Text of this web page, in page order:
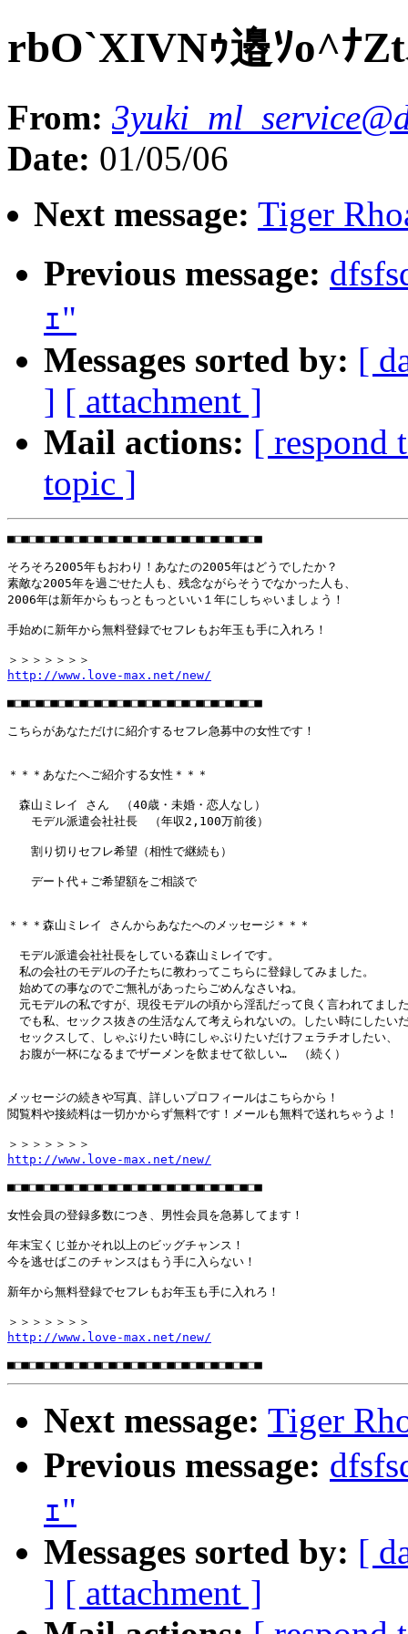
rbO`XIVNｩ邉ｿo^ﾅ
From:
Date: 01/05/06
Next message: Tiger
Previous message:
ｪ"
Messages sorted by: [
] [ attachment ]
Mail actions: [ respond
topic ]
■□■□■□■□■□■□■□■□■□■□■□■□■□■□■□■□■□■
そろそろ2005年もおわり！あなたの2005年はどうでしたか？
素敵な2005年を過ごせた人も、残念ながらそうでなかった人も、
2006年は新年からもっともっといい１年にしちゃいましょう！
手始めに新年から無料登録でセフレもお年玉も手に入れろ！
http://www.love-max.net/new/
■□■□■□■□■□■□■□■□■□■□■□■□■□■□■□■□■□■
こちらがあなただけに紹介するセフレ急募中の女性です！
＊＊＊あなたへご紹介する女性＊＊＊
森山ミレイ さん　（40歳・未婚・恋人なし）
モデル派遣会社社長　（年収2,100万前後）
割り切りセフレ希望（相性で継続も）
デート代＋ご希望額をご相談で
＊＊＊森山ミレイ さんからあなたへのメッセージ＊＊＊
モデル派遣会社社長をしている森山ミレイです。
私の会社のモデルの子たちに教わってこちらに登録してみました。
始めての事なのでご無礼があったらごめんなさいね。
元モデルの私ですが、現役モデルの頃から淫乱だって良く言われてまし
でも私、セックス抜きの生活なんて考えられないの。したい時にしたい
セックスして、しゃぶりたい時にしゃぶりたいだけフェラチオしたい、
お腹が一杯になるまでザーメンを飲ませて欲しい…　（続く）
メッセージの続きや写真、詳しいプロフィールはこちらから！
閲覧料や接続料は一切かからず無料です！メールも無料で送れちゃうよ！
http://www.love-max.net/new/
■□■□■□■□■□■□■□■□■□■□■□■□■□■□■□■□■□■
女性会員の登録多数につき、男性会員を急募してます！
年末宝くじ並かそれ以上のビッグチャンス！
今を逃せばこのチャンスはもう手に入らない！
新年から無料登録でセフレもお年玉も手に入れろ！
http://www.love-max.net/new/
Next message: Tiger
Previous message:
ｪ"
Messages sorted by: [
] [ attachment ]